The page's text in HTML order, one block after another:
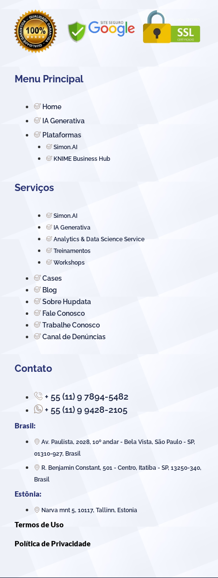
Menu Principal
Home
IA Generativa
Plataformas
Simon.AI
KNIME Business Hub
Serviços
Simon.AI
IA Generativa
Analytics & Data Science Service
Treinamentos
Workshops
Cases
Blog
Sobre Hupdata
Fale Conosco
Trabalhe Conosco
Canal de Denúncias
Contato
+ 55 (11) 9 7894-5482
+ 55 (11) 9 9428-2105
Brasil:
Av. Paulista, 2028, 10º andar - Bela Vista, São Paulo - SP,
01310-927, Brasil
R. Benjamin Constant, 501 - Centro, Itatiba - SP, 13250-340,
Brasil
Estônia:
Narva mnt 5, 10117, Tallinn, Estonia
Termos de Uso
Política de Privacidade